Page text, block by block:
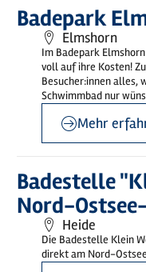
Badepark
Elmshorn
Im Badepark
voll auf ihre Kosten!
Besucher:innen alles,
Schwimmbad nur
Mehr
erfahren
Mehr
Badestelle
Nord-
Heide
Die Badestelle Klein
direkt am Nord-
Mehr
erfahren